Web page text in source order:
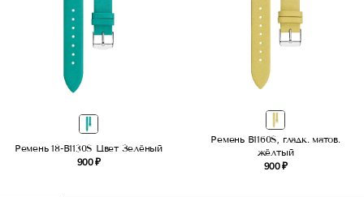
Ремень 18-B1130S Цвет Зелёный
900 ₽
Ремень B1160S, гладк. матов.
жёлтый
900 ₽